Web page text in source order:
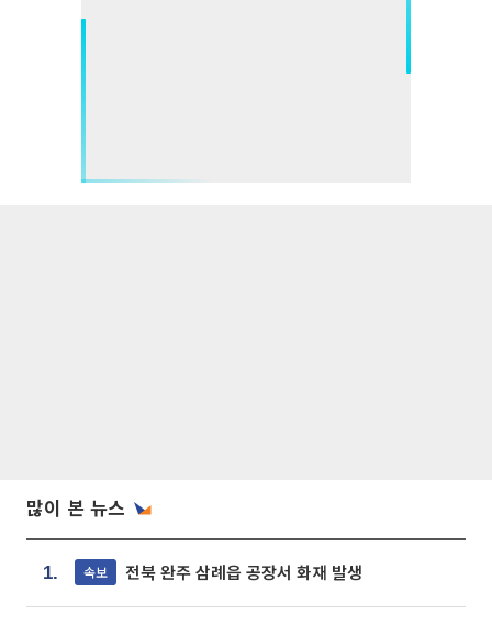
많이 본 뉴스
1. 속보 전북 완주 삼례읍 공장서 화재 발생